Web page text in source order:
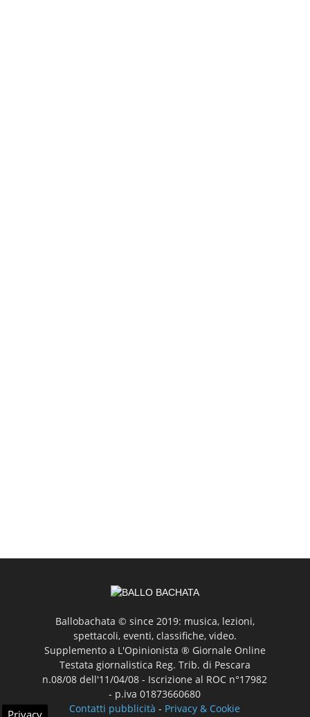
Ballobachata © since 2019: musica, lezioni,
spettacoli, eventi, classifiche, video.
Supplemento a L'Opinionista ® Giornale Online
Testata giornalistica Reg. Trib. di Pescara
n.08/08 dell'11/04/08 - Iscrizione al ROC n°17982
- p.iva 01873660680
Contatti pubblicità - Privacy & Cookie
Privacy